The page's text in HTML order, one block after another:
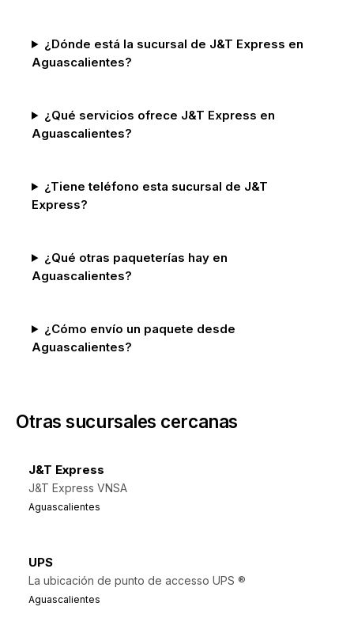
¿Dónde está la sucursal de J&T Express en
Aguascalientes?
¿Qué servicios ofrece J&T Express en
Aguascalientes?
¿Tiene teléfono esta sucursal de J&T
Express?
¿Qué otras paqueterías hay en
Aguascalientes?
¿Cómo envío un paquete desde
Aguascalientes?
Otras sucursales cercanas
J&T Express
J&T Express VNSA
Aguascalientes
UPS
La ubicación de punto de accesso UPS ®
Aguascalientes